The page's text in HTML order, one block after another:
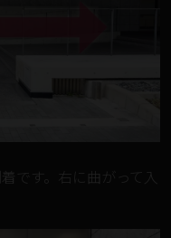
です。右に曲がって入